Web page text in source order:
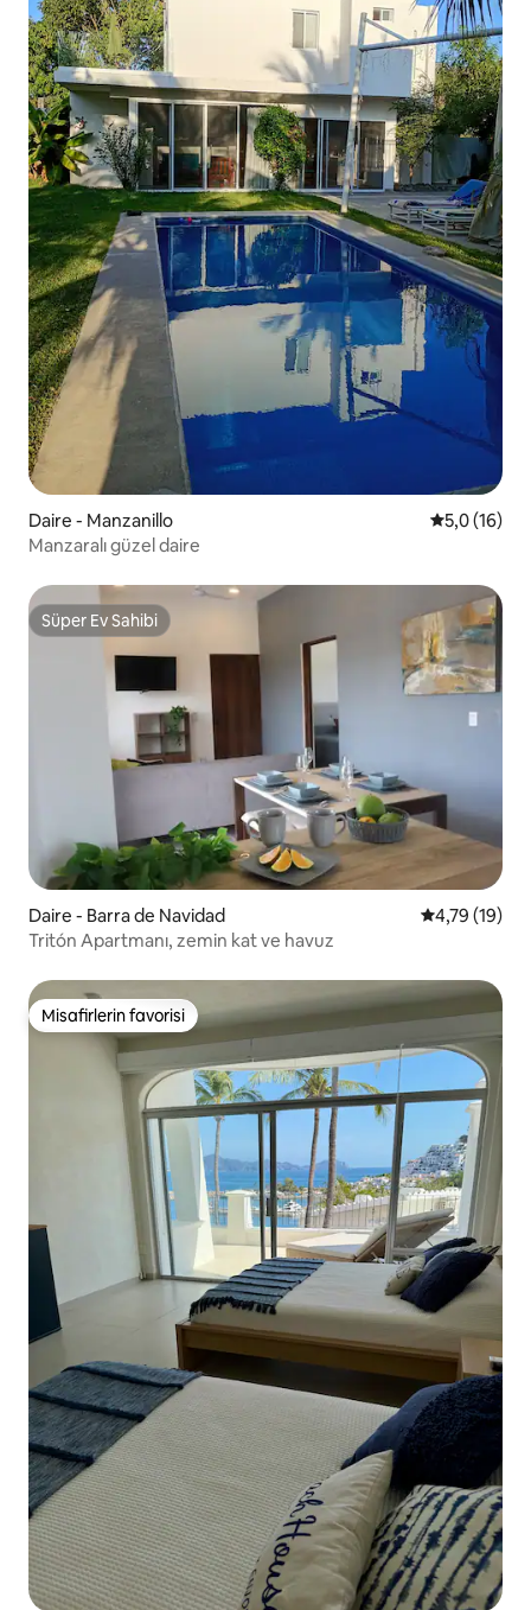
Daire - Manzanillo 55,0 (16)
Manzaralı güzel daire
Süper Ev Sahibi
Süper Ev Sahibi
Daire - Barra de Navidad 5 üzerinden
4,79 (19)
Tritón Apartmanı, zemin kat ve havuz
Misafirlerin favorisi
Misafirlerin favorisi